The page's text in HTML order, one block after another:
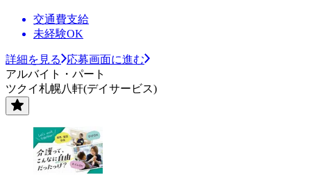
交通費支給
未経験OK
詳細を見る
応募画面に進む
アルバイト・パート
ツクイ札幌八軒(デイサービス)